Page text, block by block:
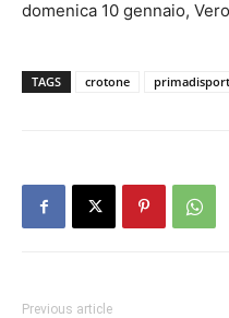
domenica 10 gennaio,
TAGS crotone primadisport
Previous article